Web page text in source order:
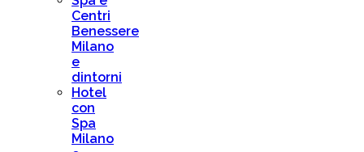
Centri
Benessere
Milano
e
dintorni
Hotel
con
Spa
Milano